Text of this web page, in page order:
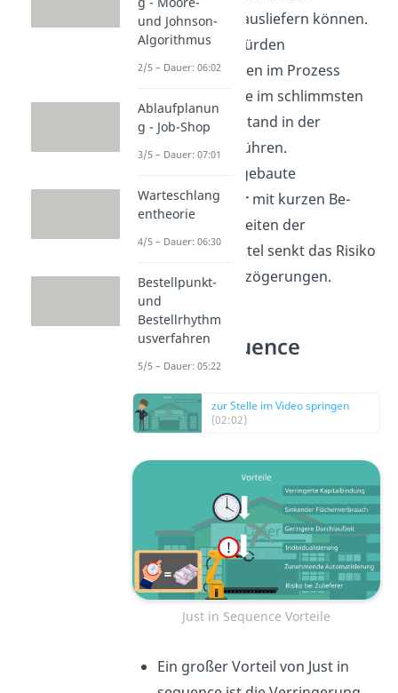
Reihenfolge ausliefern können.
Ansonsten würden
Verzögerungen im Prozess
entstehen, die im schlimmsten
Fall zum Stillstand in der
Produktion führen.
Eine gut ausgebaute
Infrastruktur mit kurzen Be-
und Entladezeiten der
Transportmittel senkt das Risiko
von Lieferverzögerungen.
Just in sequence
Vorteile
zur Stelle im Video springen
(02:02)
Just in Sequence Vorteile
Ein großer Vorteil von Just in
und Johnson-
Algorithmus
2/5 – Dauer: 06:02
Ablaufplanun
g - Job-Shop
3/5 – Dauer: 07:01
Warteschlang
entheorie
4/5 – Dauer: 06:30
Bestellpunkt-
und
Bestellrhythm
usverfahren
5/5 – Dauer: 05:22